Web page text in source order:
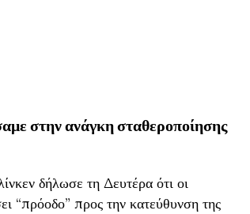
στην ανάγκη σταθεροποίησης
δήλωσε τη Δευτέρα ότι οι
“πρόοδο” προς την κατεύθυνση της